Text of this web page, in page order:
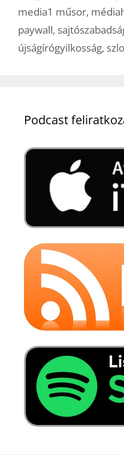
media1 műsor,
paywall,
újságírógyilkosság,
Podcast